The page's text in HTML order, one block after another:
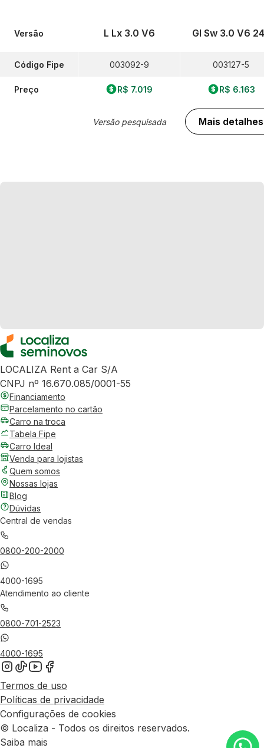
Versão
Código Fipe
Preço
L Lx 3.0 V6
003092-9
R$ 7.019
Versão pesquisada
Gl Sw 3.0 V6
003127-5
R$ 6.163
Mais detalhes
LOCALIZA Rent a Car S/A
CNPJ nº 16.670.085/0001-55
Financiamento
Parcelamento no cartão
Carro na troca
Tabela Fipe
Carro Ideal
Venda para lojistas
Quem somos
Nossas lojas
Blog
Dúvidas
Central de vendas
0800-200-2000
4000-1695
Atendimento ao cliente
0800-701-2523
4000-1695
Termos de uso
Políticas de privacidade
Configurações de cookies
© Localiza - Todos os direitos reservados.
Saiba mais